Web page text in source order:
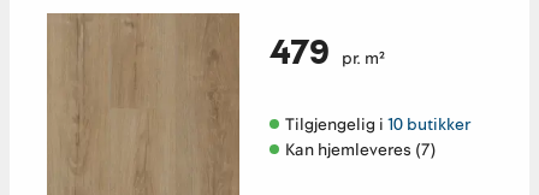
479 pr. m²
Tilgjengelig i 10 butikker
Kan hjemleveres (7)